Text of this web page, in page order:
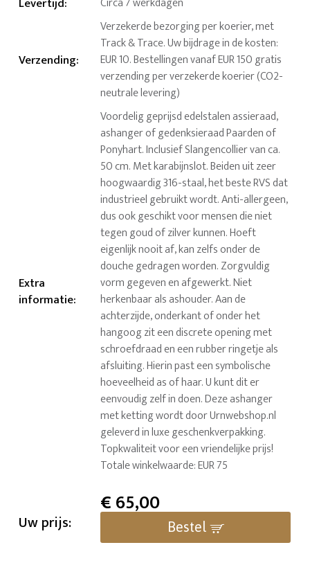
Verzending:
Verzekerde bezorging per koerier, met
Track & Trace. Uw bijdrage in de kosten:
EUR 10. Bestellingen vanaf EUR 150 gratis
verzending per verzekerde koerier (CO2-
neutrale levering)
Extra
informatie:
Voordelig geprijsd edelstalen assieraad,
ashanger of gedenksieraad Paarden of
Ponyhart. Inclusief Slangencollier van ca.
50 cm. Met karabijnslot. Beiden uit zeer
hoogwaardig 316-staal, het beste RVS dat
industrieel gebruikt wordt. Anti-allergeen,
dus ook geschikt voor mensen die niet
tegen goud of zilver kunnen. Hoeft
eigenlijk nooit af, kan zelfs onder de
douche gedragen worden. Zorgvuldig
vorm gegeven en afgewerkt. Niet
herkenbaar als ashouder. Aan de
achterzijde, onderkant of onder het
hangoog zit een discrete opening met
schroefdraad en een rubber ringetje als
afsluiting. Hierin past een symbolische
hoeveelheid as of haar. U kunt dit er
eenvoudig zelf in doen. Deze ashanger
met ketting wordt door Urnwebshop.nl
geleverd in luxe geschenkverpakking.
Topkwaliteit voor een vriendelijke prijs!
Totale winkelwaarde: EUR 75
Uw prijs:
€65,00
Bestel